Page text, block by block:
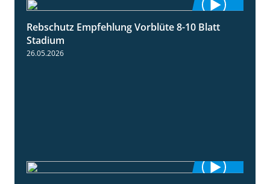
1:55
Rebschutz Empfehlung Vorblüte 8-10 Blatt
Stadium
26.05.2026